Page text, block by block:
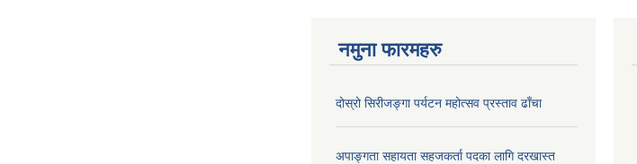
नमुना फारमहरु
दोस्रो सिरीजङ्गा पर्यटन महोत्सव प्रस्ताव ढाँचा
अपाङ्गता सहायता सहजकर्ता पदका लागि दरखास्त